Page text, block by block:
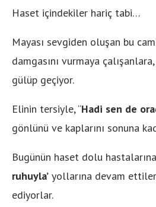
Haset içindekiler hariç tabi…
Mayası sevgiden oluşan bu
damgasını vurmaya
gülüp geçiyor.
Elinin tersiyle, “Hadi sen de
gönlünü ve kaplarını sonuna
Bugünün haset dolu hastalarına
ruhuyla’ yollarına devam
ediyorlar.